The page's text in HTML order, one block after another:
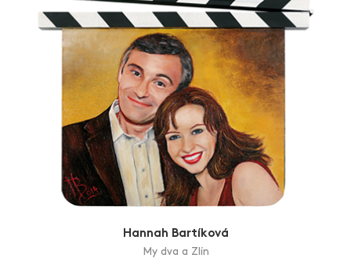
Hannah Bartíková
My dva a Zlín